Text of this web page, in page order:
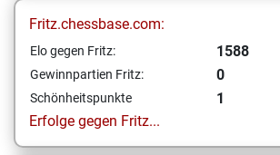
Fritz.chessbase.com:
Elo gegen Fritz: 1588
Gewinnpartien Fritz: 0
Schönheitspunkte
1
Erfolge gegen Fritz...